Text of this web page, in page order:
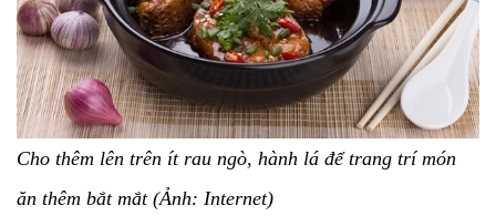
Cho thêm lên trên ít rau ngò, hành lá để trang trí món
ăn thêm bắt mắt (Ảnh: Internet)